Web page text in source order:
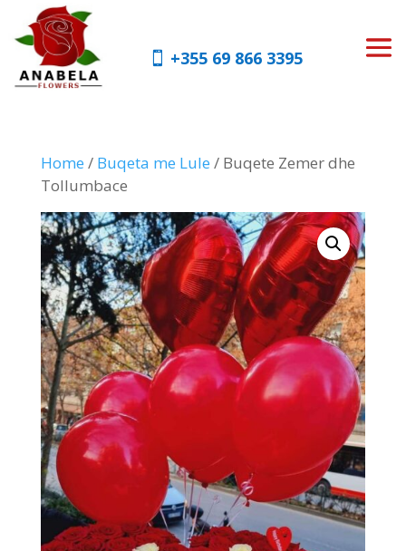
+355 69 866 3395
Home / Buqeta me Lule / Buqete Zemer dhe
Tollumbace